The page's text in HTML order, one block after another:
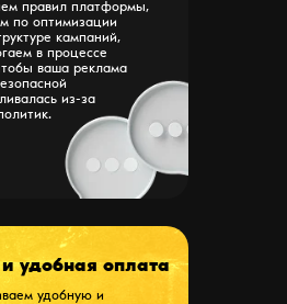
правил платформы,
по оптимизации
кампаний,
в процессе
ваша реклама
из-за
удобная оплата
удобную и